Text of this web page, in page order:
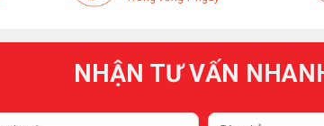
NHẬN TƯ VẤN